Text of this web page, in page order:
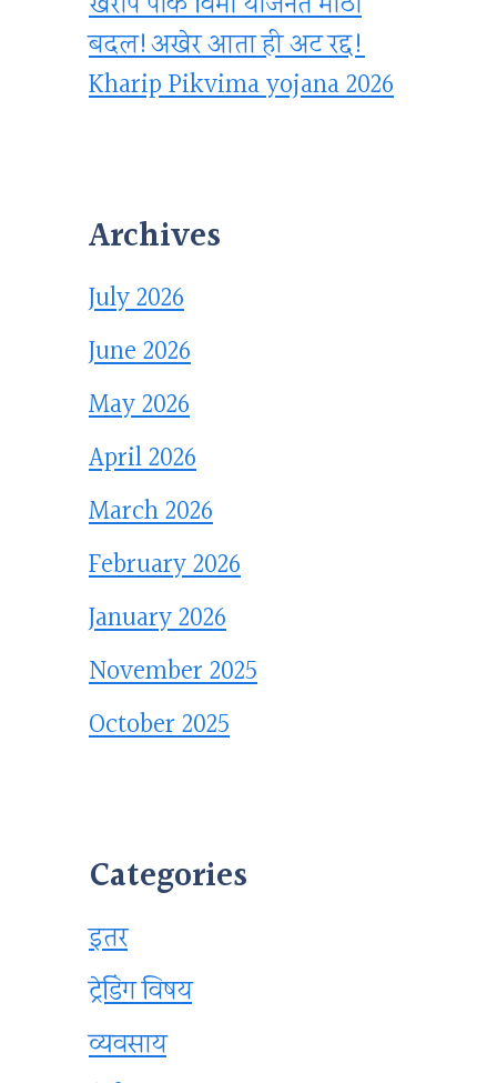
बदल!अखेर आता ही अट रद्द!
Kharip Pikvima yojana 2026
Archives
July 2026
June 2026
May 2026
April 2026
March 2026
February 2026
January 2026
November 2025
October 2025
Categories
इतर
ट्रेडिंग विषय
व्यवसाय